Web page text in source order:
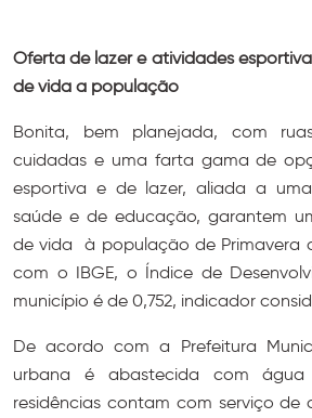
Oferta de lazer e atividades
de vida a população
Bonita, bem planejada, com
cuidadas e uma farta gama de
esportiva e de lazer, aliada a
saúde e de educação, garantem
de vida à população de Primavera
com o IBGE, o Índice de
município é de 0,752, indicador
De acordo com a Prefeitura
urbana é abastecida com
residências contam com serviço